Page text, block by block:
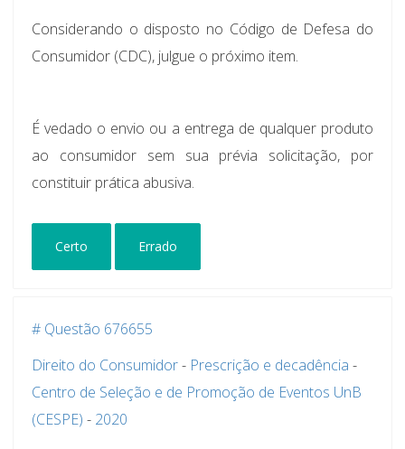
Considerando o disposto no Código de Defesa do
Consumidor (CDC), julgue o próximo item.
É vedado o envio ou a entrega de qualquer produto
ao consumidor sem sua prévia solicitação, por
constituir prática abusiva.
Certo Errado
# Questão 676655
Direito do Consumidor- Prescrição e decadência -
Centro de Seleção e de Promoção de Eventos UnB
(CESPE) - 2020